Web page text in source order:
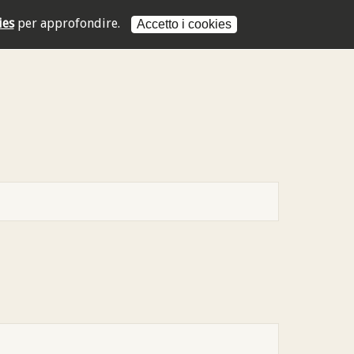
per approfondire. Accetto i cookies